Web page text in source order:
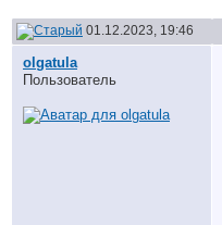
01.12.2023, 19:46
olgatula
Пользователь